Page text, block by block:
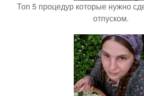
Топ 5 процедур которые нужно
отпуском.